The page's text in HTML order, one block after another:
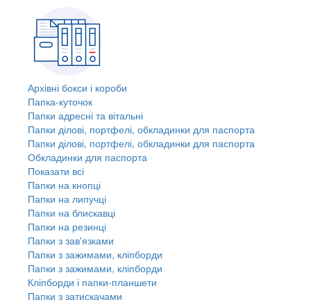
Архівні бокси і короби
Папка-куточок
Папки адресні та вітальні
Папки ділові, портфелі, обкладинки для паспорта
Папки ділові, портфелі, обкладинки для паспорта
Обкладинки для паспорта
Показати всі
Папки на кнопці
Папки на липучці
Папки на блискавці
Папки на резинці
Папки з зав'язками
Папки з зажимами, кліпборди
Папки з зажимами, кліпборди
Кліпборди і папки-планшети
Папки з затискачами